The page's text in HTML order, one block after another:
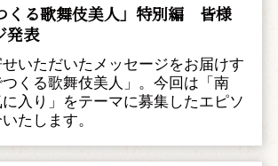
くる歌舞伎美人」特別編 皆様
発表
いただいたメッセージをお届けす
くる歌舞伎美人」。今回は「南
入り」をテーマに募集したエピソ
たします。